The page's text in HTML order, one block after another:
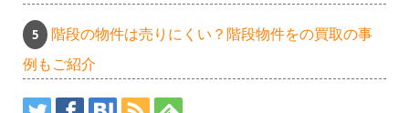
階段の物件は売りにくい？階段物件をの買取の事
例もご紹介